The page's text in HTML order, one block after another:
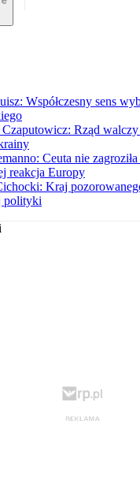
Współczesny sens
Rząd walczy
Ceuta nie
reakcja Europy
Kraj
polityki